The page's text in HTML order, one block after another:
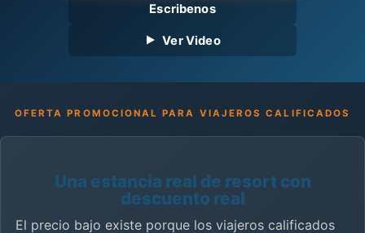
Escribenos
Ver Video
OFERTA PROMOCIONAL PARA VIAJEROS CALIFICADOS
Una estancia real de resort con
descuento real
El precio bajo existe porque los viajeros calificados